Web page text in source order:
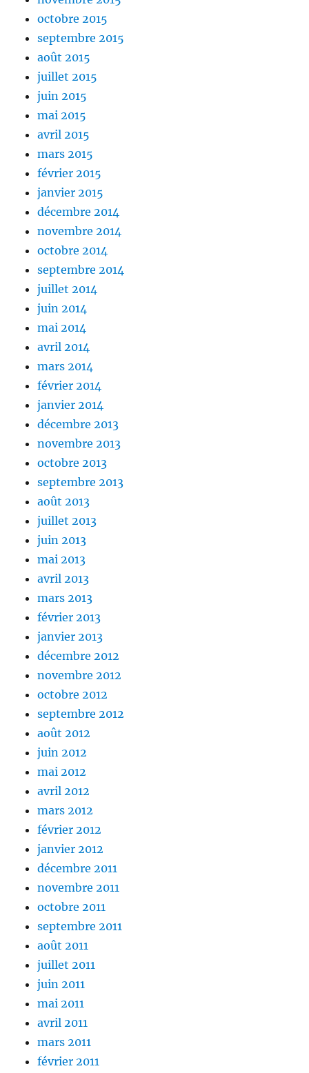
octobre 2015
septembre 2015
août 2015
juillet 2015
juin 2015
mai 2015
avril 2015
mars 2015
février 2015
janvier 2015
décembre 2014
novembre 2014
octobre 2014
septembre 2014
juillet 2014
juin 2014
mai 2014
avril 2014
mars 2014
février 2014
janvier 2014
décembre 2013
novembre 2013
octobre 2013
septembre 2013
août 2013
juillet 2013
juin 2013
mai 2013
avril 2013
mars 2013
février 2013
janvier 2013
décembre 2012
novembre 2012
octobre 2012
septembre 2012
août 2012
juin 2012
mai 2012
avril 2012
mars 2012
février 2012
janvier 2012
décembre 2011
novembre 2011
octobre 2011
septembre 2011
août 2011
juillet 2011
juin 2011
mai 2011
avril 2011
mars 2011
février 2011